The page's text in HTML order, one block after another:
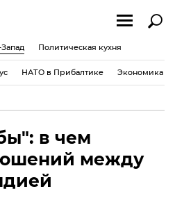
Политическая кухня
НАТО в Прибалтике Экономика
в чем
между